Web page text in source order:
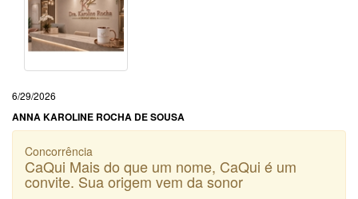
6/29/2026
ANNA KAROLINE ROCHA DE SOUSA
Concorrência
CaQui Mais do que um nome, CaQui é um
convite. Sua origem vem da sonor